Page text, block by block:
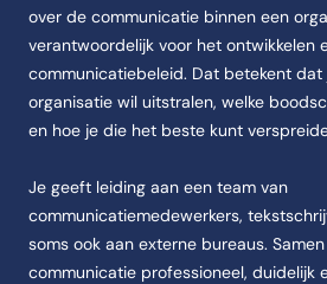
over de communicatie binnen een
verantwoordelijk voor het ontwikkelen
communicatiebeleid. Dat betekent
organisatie wil uitstralen, welke
en hoe je die het beste kunt
Je geeft leiding aan een team van
communicatiemedewerkers,
soms ook aan externe bureaus.
communicatie professioneel, duidelijk